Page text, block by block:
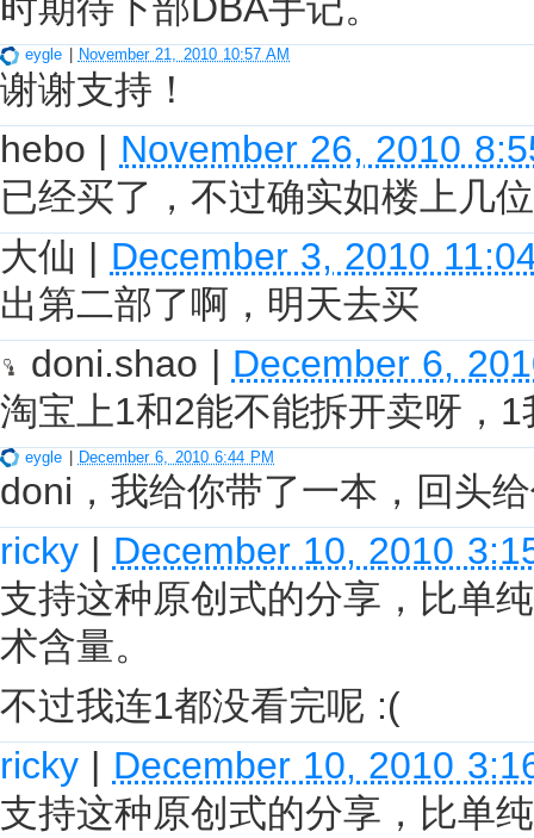
eygle November 21, 2010 10:57 AM
谢谢支持！
hebo | November 26, 2010
已经买了，不过确实如楼上几
大仙 | December 3, 2010
出第二部了啊，明天去买
doni.shao | December 6,
淘宝上1和2能不能拆开卖呀，
eygle | December 6, 2010 6:44 PM
doni，我给你带了一本，回头
ricky | December 10, 2010
支持这种原创式的分享，比单
术含量。
不过我连1都没看完呢 :(
ricky | December 10, 2010
支持这种原创式的分享，比单